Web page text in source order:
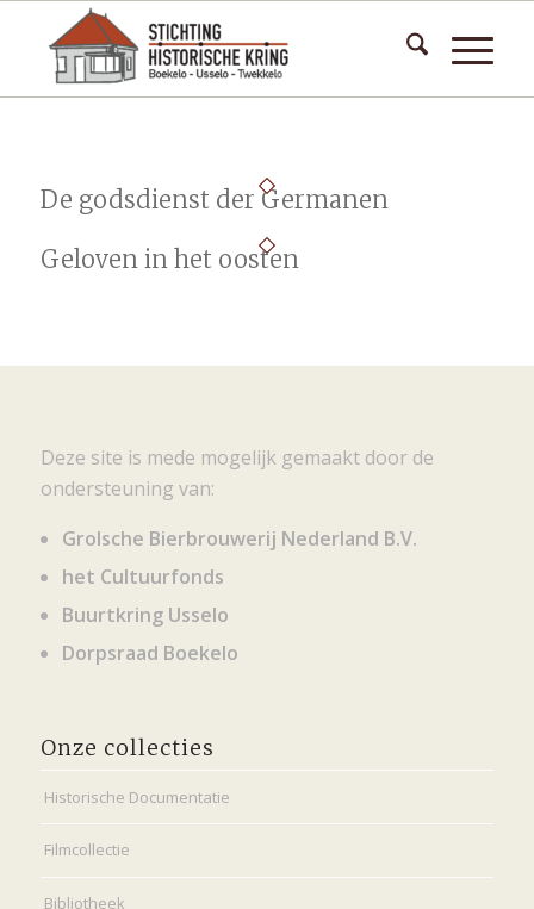
De godsdienst der Germanen
Geloven in het oosten
Deze site is mede mogelijk gemaakt door de
ondersteuning van:
Grolsche Bierbrouwerij Nederland B.V.
het Cultuurfonds
Buurtkring Usselo
Dorpsraad Boekelo
Onze collecties
Historische Documentatie
Filmcollectie
Bibliotheek